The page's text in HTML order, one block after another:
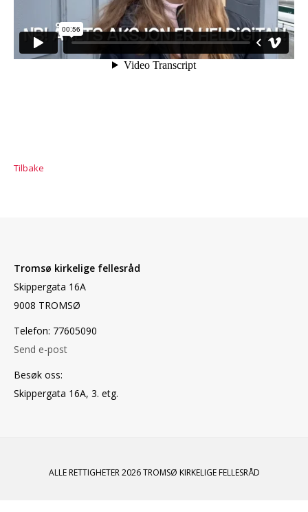
Tilbake
Tromsø kirkelige fellesråd
Skippergata 16A
9008 TROMSØ
Telefon: 77605090
Send e-post
Besøk oss:
Skippergata 16A, 3. etg.
ALLE RETTIGHETER 2026 TROMSØ KIRKELIGE FELLESRÅD